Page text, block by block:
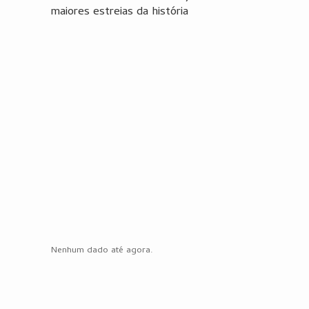
maiores estreias da história
Nenhum dado até agora.